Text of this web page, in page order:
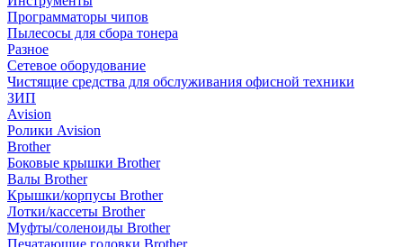
Программаторы чипов
Пылесосы для сбора тонера
Разное
Сетевое оборудование
Чистящие средства для обслуживания офисной техники
ЗИП
Avision
Ролики Avision
Brother
Боковые крышки Brother
Валы Brother
Крышки/корпусы Brother
Лотки/кассеты Brother
Муфты/соленоиды Brother
Печатающие головки Brother